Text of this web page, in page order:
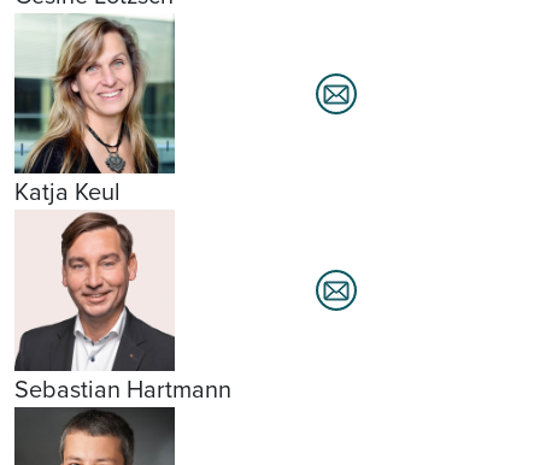
Katja Keul
Sebastian Hartmann